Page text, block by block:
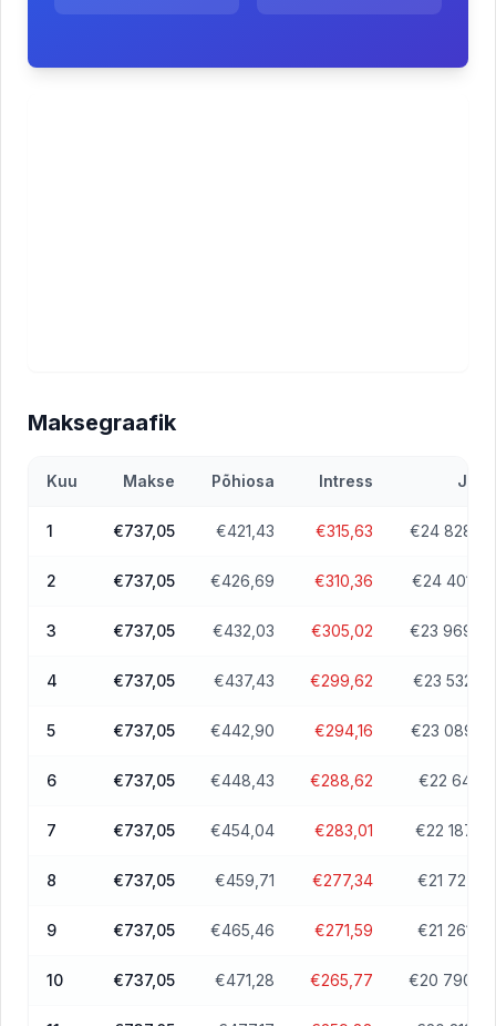
Maksegraafik
Kuu Makse Põhiosa Intress Jääk
1 €737,05 €421,43 €315,63 €24 828,57
2 €737,05 €426,69 €310,36 €24 401,88
3 €737,05 €432,03 €305,02 €23 969,85
4 €737,05 €437,43 €299,62 €23 532,43
5 €737,05 €442,90 €294,16 €23 089,53
6 €737,05 €448,43 €288,62 €22 641,10
7 €737,05 €454,04 €283,01 €22 187,06
8 €737,05 €459,71 €277,34 €21 727,35
9 €737,05 €465,46 €271,59 €21 261,89
10 €737,05 €471,28 €265,77 €20 790,62